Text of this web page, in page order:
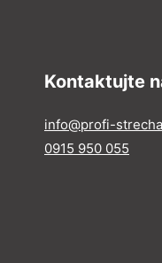
Kontaktujte
info@profi-
0915 950 055